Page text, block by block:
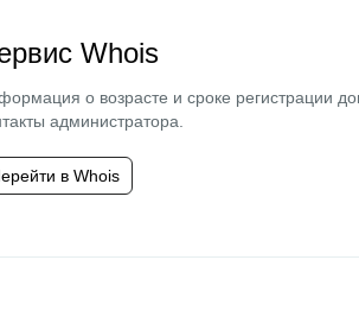
Whois
о возрасте и сроке регистрации
администратора.
в Whois